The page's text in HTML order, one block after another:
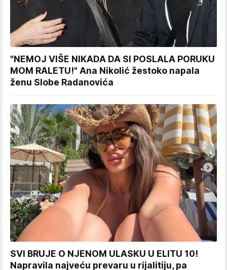
"NEMOJ VIŠE NIKADA DA SI POSLALA PORUKU
MOM RALETU!" Ana Nikolić žestoko napala
ženu Slobe Radanovića
SVI BRUJE O NJENOM ULASKU U ELITU 10!
Napravila najveću prevaru u rijalitiju, pa